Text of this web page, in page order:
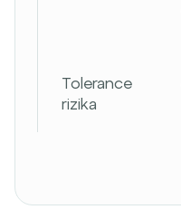
Tolerance
rizika